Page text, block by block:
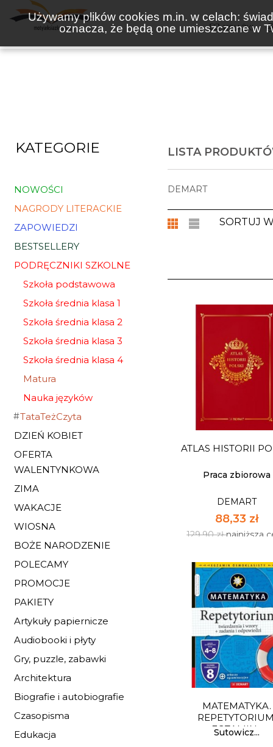
Używamy plików cookies m.in. w celach:
oznacza, że będą one umieszczane w
KSIĄŻKI
KATEGORIE
NOWOŚCI
NAGRODY LITERACKIE
ZAPOWIEDZI
BESTSELLERY
PODRĘCZNIKI SZKOLNE
Szkoła podstawowa
Szkoła średnia klasa 1
Szkoła średnia klasa 2
Szkoła średnia klasa 3
Szkoła średnia klasa 4
Matura
Nauka języków
TataTeżCzyta
DZIEŃ KOBIET
OFERTA
WALENTYNKOWA
ZIMA
WAKACJE
WIOSNA
BOŻE NARODZENIE
POLECAMY
PROMOCJE
PAKIETY
Artykuły papiernicze
Audiobooki i płyty
Gry, puzzle, zabawki
Architektura
Biografie i autobiografie
Czasopisma
Edukacja
LISTA
DEMART
SORTUJ
ATLAS HISTORII
Praca zbiorowa
DEMART
88,33 zł
129,90 złnajniższa
ATLAS HISTORII
DEMART
88,33 zł
129,90 złnajniższa
Dostępnych: 4
Ilość:
MATEMATYKA.
EGZAMIN...
Sutowicz...